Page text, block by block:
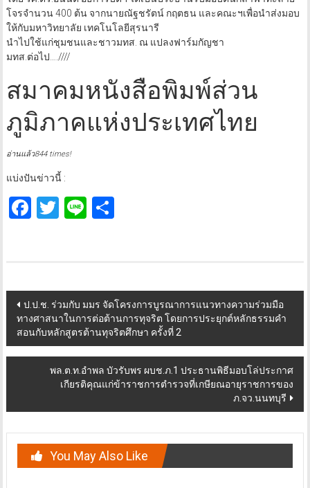
โจรจำนวน 400 ต้น จากนายณัฐชรัตน์ กฤตธน และคณะฯเพื่อนำส่งมอบ
ให้กับมหาวิทยาลัย เทคโนโลยีสุรนารี
นำไปใช้แก่ชุมชนและชาวมทส. ณ แปลงฟาร์มกัญชา
มทส.ต่อไป….////
สมาคมหนังสือพิมพ์ส่วน
ภูมิภาคแห่งประเทศไทย
อ่านแล้ว844 times!
แบ่งปันข่าวนี้ :
Facebook
Twitter
LineShare
Post
navigation
ป.ป.ช. ร่วมกับ มมร จัดโครงการบูรณาการแนวทางความร่วมมือ
ทางศาสนาในการต่อต้านการทุจริต โดยการประยุกต์หลักธรรมคำ
สอนกับหลักสูตรต้านทุจริตศึกษา ครั้งที่ 2
พล.ต.ท.อำพล บัวรับพร ผบช.ภ.1 ประธานพิธีมอบโล่ประกาศ
เกียรติคุณแก่ข้าราชการตำรวจที่เกษียณอายุราชการของ
ภ.จว.นนทบุรี
You May Also Like